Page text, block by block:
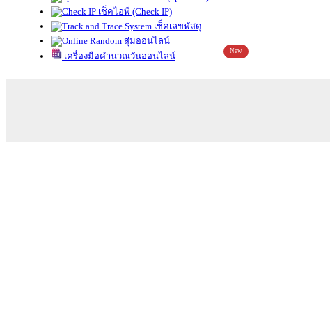
เช็คไอพี (Check IP)
เช็คเลขพัสดุ
สุ่มออนไลน์
เครื่องมือคำนวณวันออนไลน์
New